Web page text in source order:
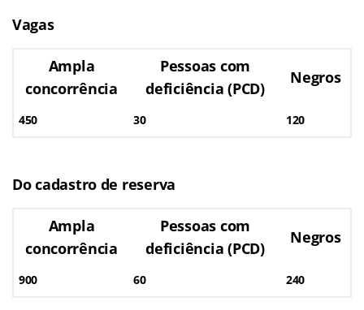
Vagas
Ampla
concorrência
Pessoas com
deficiência (PCD)
Negros
450 30 120
Do cadastro de reserva
Ampla
concorrência
Pessoas com
deficiência (PCD)
Negros
900 60 240